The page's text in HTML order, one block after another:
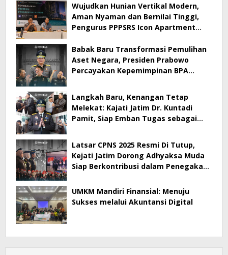
Wujudkan Hunian Vertikal Modern,
Aman Nyaman dan Bernilai Tinggi,
Pengurus PPPSRS Icon Apartment
Apps
Babak Baru Transformasi Pemulihan
Aset Negara, Presiden Prabowo
Percayakan Kepemimpinan BPA
Langkah Baru, Kenangan Tetap
Melekat: Kajati Jatim Dr. Kuntadi
Pamit, Siap Emban Tugas sebagai
Latsar CPNS 2025 Resmi Di Tutup,
Kejati Jatim Dorong Adhyaksa Muda
Siap Berkontribusi dalam Penegakan
UMKM Mandiri Finansial: Menuju
Sukses melalui Akuntansi Digital